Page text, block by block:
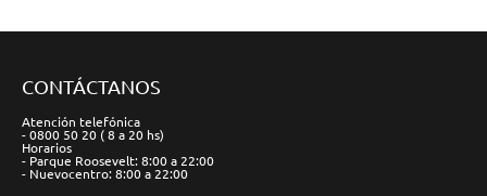
CONTÁCTANOS
Atención telefónica
- 0800 50 20 ( 8 a 20 hs)
Horarios
- Parque Roosevelt: 8:00 a 22:00
- Nuevocentro: 8:00 a 22:00